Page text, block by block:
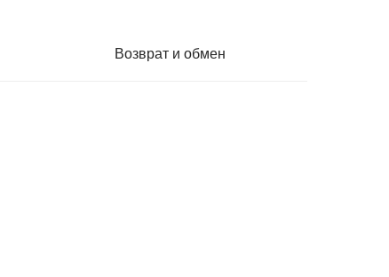
Возврат и обмен